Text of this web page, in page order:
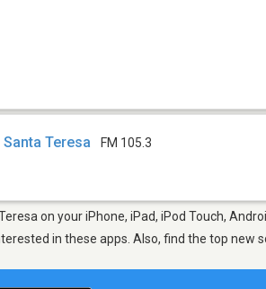
Teresa FM 105.3
on your iPhone, iPad, iPod Touch,
in these apps. Also, find the top new